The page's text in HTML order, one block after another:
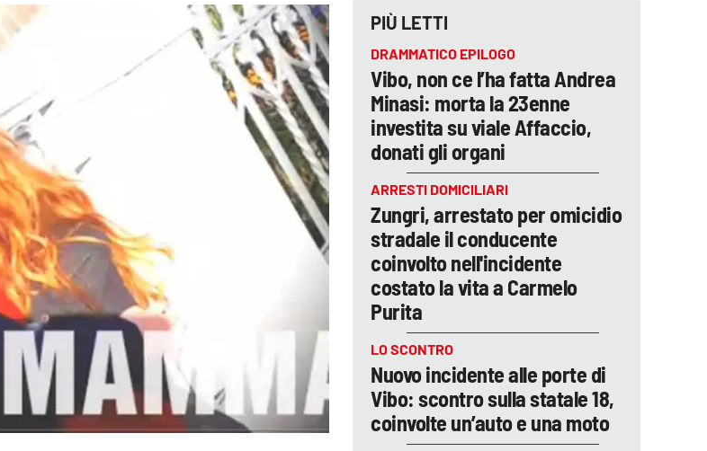
PIÙ LETTI
DRAMMATICO EPILOGO
Vibo, non ce l’ha fatta Andrea
Minasi: morta la 23enne
investita su viale Affaccio,
donati gli organi
ARRESTI DOMICILIARI
Zungri, arrestato per omicidio
stradale il conducente
coinvolto nell'incidente
costato la vita a Carmelo
Purita
LO SCONTRO
Nuovo incidente alle porte di
Vibo: scontro sulla statale 18,
coinvolte un’auto e una moto